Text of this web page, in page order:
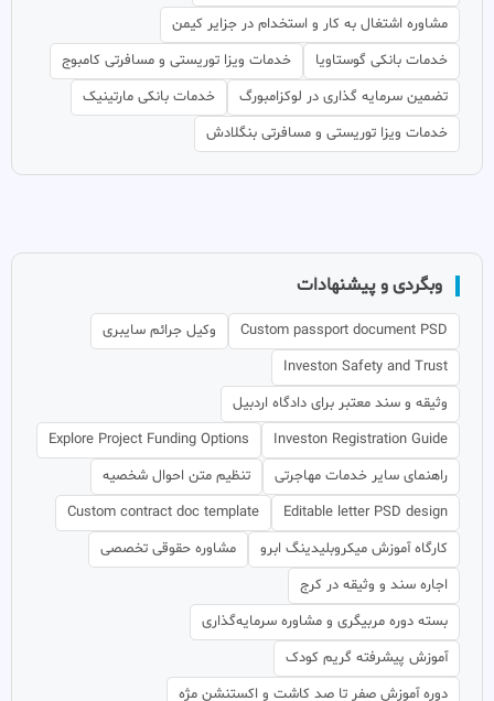
مشاوره اشتغال به کار و استخدام در جزایر کیمن
خدمات بانکی گوستاویا
خدمات ویزا توریستی و مسافرتی کامبوج
تضمین سرمایه گذاری در لوکزامبورگ
خدمات بانکی مارتینیک
خدمات ویزا توریستی و مسافرتی بنگلادش
وبگردی و پیشنهادات
Custom passport document PSD
وکیل جرائم سایبری
Investon Safety and Trust
وثیقه و سند معتبر برای دادگاه اردبیل
Investon Registration Guide
Explore Project Funding Options
راهنمای سایر خدمات مهاجرتی
تنظیم متن احوال شخصیه
Editable letter PSD design
Custom contract doc template
کارگاه آموزش میکروبلیدینگ ابرو
مشاوره حقوقی تخصصی
اجاره سند و وثیقه در کرج
بسته دوره مربیگری و مشاوره سرمایه‌گذاری
آموزش پیشرفته گریم کودک
دوره آموزش صفر تا صد کاشت و اکستنشن مژه